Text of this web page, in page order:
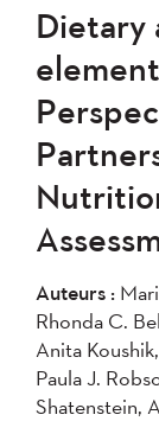
Dietary
Auteurs :
Rhonda C.
Anita
Paula J.
Shatenstein,